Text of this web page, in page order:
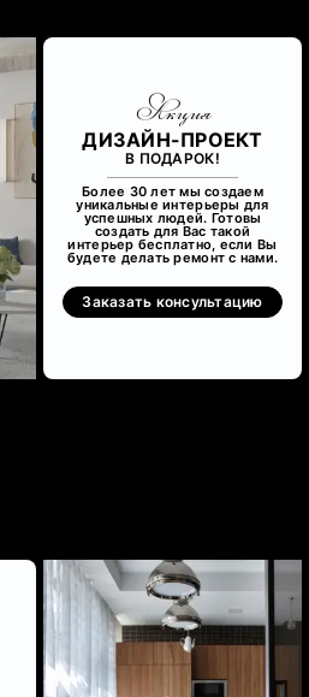
Акция
ДИЗАЙН-ПРОЕКТ
В ПОДАРОК!
Более 30 лет мы создаем
уникальные интерьеры для
успешных людей. Готовы
создать для Вас такой
интерьер бесплатно, если Вы
будете делать ремонт с нами.
Заказать консультацию